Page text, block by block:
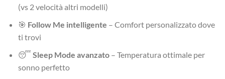
(vs 2 velocità altri modelli)
🎯 Follow Me intelligente – Comfort personalizzato dove
ti trovi
😴 Sleep Mode avanzato– Temperatura ottimale per
sonno perfetto